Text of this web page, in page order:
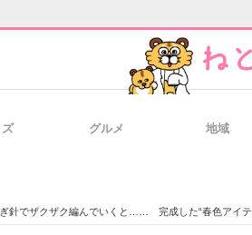
ズ グルメ 地域
ザクザク編んでいくと…… 完成した“春色アイテム”に「色の組み合